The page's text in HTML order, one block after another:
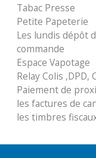
Tabac Presse
Petite Papeterie
Les lundis dépôt
commande
Espace Vapotage
Relay Colis
Paiement de
les factures de
les timbres